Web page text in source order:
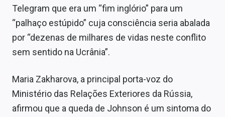
Telegram que era um “fim inglório” para um
“palhaço estúpido” cuja consciência seria abalada
por “dezenas de milhares de vidas neste conflito
sem sentido na Ucrânia”.
Maria Zakharova, a principal porta-voz do
Ministério das Relações Exteriores da Rússia,
afirmou que a queda de Johnson é um sintoma do